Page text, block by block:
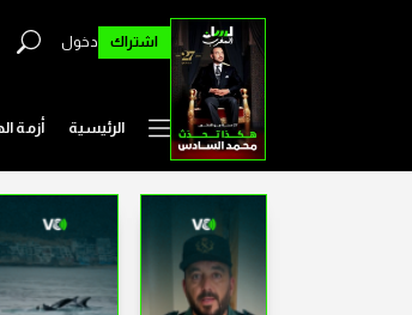
اشتراك دخول
الرئيسية أزمة